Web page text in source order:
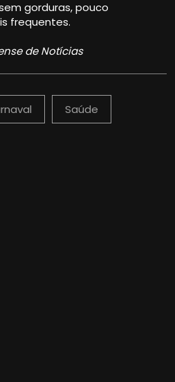
gorduras, pouco
frequentes.
de Notícias
Saúde